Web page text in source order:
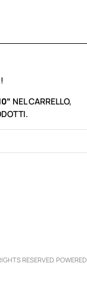
NEL CARRELLO,
RESERVED. POWERED